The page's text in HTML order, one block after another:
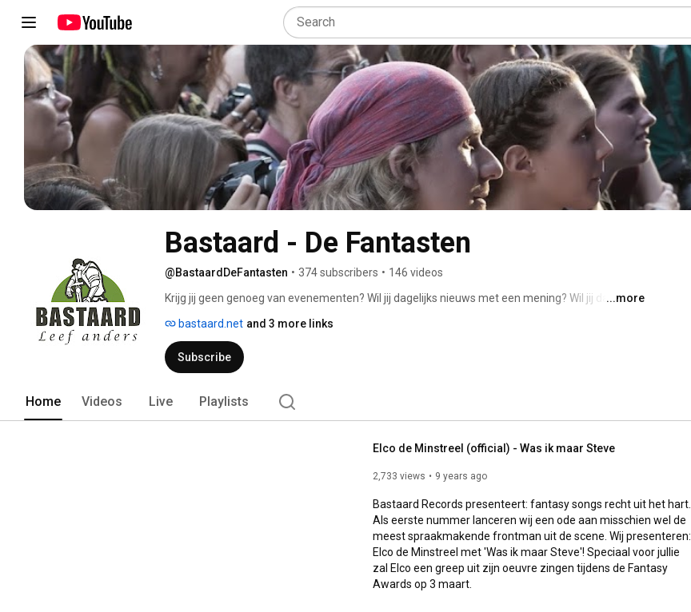
Bastaard - De Fantasten
@BastaardDeFantasten • 374 subscribers • 146 videos
Krijg jij geen genoeg van evenementen? Wil jij dagelijks nieuws met een mening? Wil jij dat vette
...more
bastaard.net and 3 more links
Subscribe
Home Videos Live Playlists
Elco de Minstreel (official) - Was ik maar Steve
2,733 views 9 years ago
Bastaard Records presenteert: fantasy songs recht uit het hart.
Als eerste nummer lanceren wij een ode aan misschien wel de
meest spraakmakende frontman uit de scene. Wij presenteren:
Elco de Minstreel met 'Was ik maar Steve'! Speciaal voor jullie
zal Elco een greep uit zijn oeuvre zingen tijdens de Fantasy
Awards op 3 maart.